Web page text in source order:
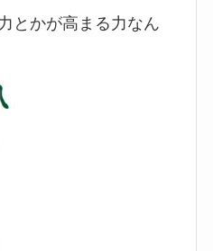
とかが高まる力なん